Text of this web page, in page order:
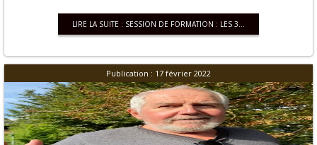
LIRE LA SUITE : SESSION DE FORMATION : LES 3...
Publication : 17 février 2022